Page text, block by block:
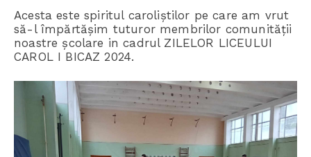
Acesta este spiritul caroliștilor pe care am vrut
să-l împărtășim tuturor membrilor comunității
noastre școlare in cadrul ZILELOR LICEULUI
CAROL I BICAZ 2024.